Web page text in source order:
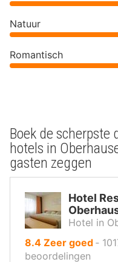
Natuur
Romantisch
Boek de scherpste
hotels in
gasten zeggen
Hotel
Hotel in
8.4uit
10
Zeer goed ‐
beoordelingen